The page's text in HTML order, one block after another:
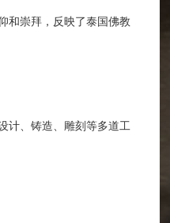
和崇拜，反映了泰国佛教
计、铸造、雕刻等多道工